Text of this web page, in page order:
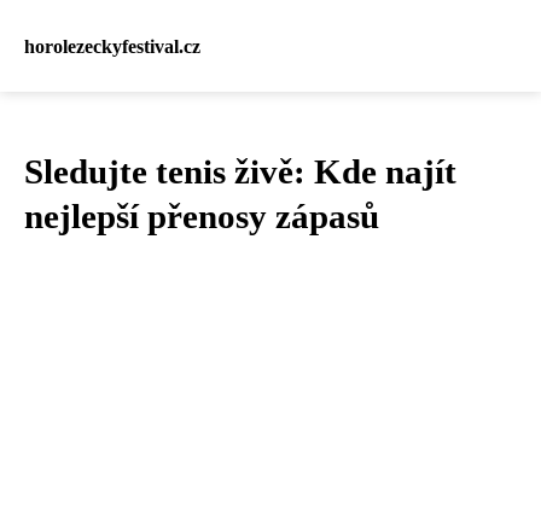
horolezeckyfestival.cz
Sledujte tenis živě: Kde najít
nejlepší přenosy zápasů